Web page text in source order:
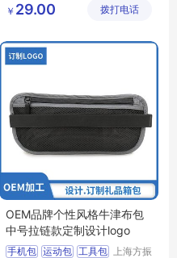
工具包
有限公司
￥ 29.00 拨打电话
OEM品牌个性风格牛津布包
中号拉链款定制设计logo
手机包 运动包 工具包 上海方振